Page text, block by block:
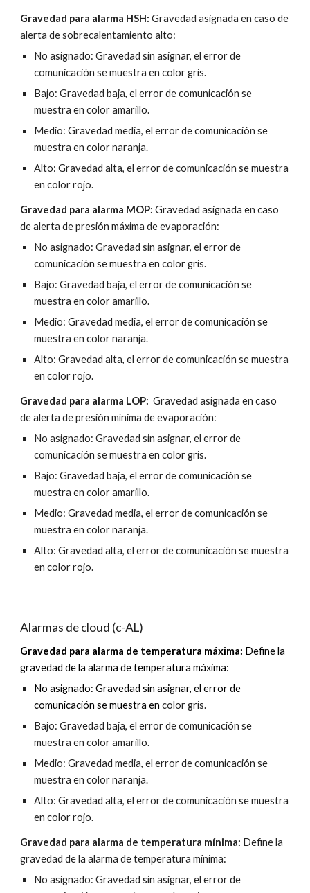
Gravedad para alarma HSH: Gravedad asignada en caso de
alerta de sobrecalentamiento alto:
No asignado: Gravedad sin asignar, el error de
comunicación se muestra en color gris.
Bajo: Gravedad baja, el error de comunicación se
muestra en color amarillo.
Medio: Gravedad media, el error de comunicación se
muestra en color naranja.
Alto: Gravedad alta, el error de comunicación se muestra
en color rojo.
Gravedad para alarma MOP: Gravedad asignada en caso
de alerta de presión máxima de evaporación:
No asignado: Gravedad sin asignar, el error de
comunicación se muestra en color gris.
Bajo: Gravedad baja, el error de comunicación se
muestra en color amarillo.
Medio: Gravedad media, el error de comunicación se
muestra en color naranja.
Alto: Gravedad alta, el error de comunicación se muestra
en color rojo.
Gravedad para alarma LOP: Gravedad asignada en caso
de alerta de presión mínima de evaporación:
No asignado: Gravedad sin asignar, el error de
comunicación se muestra en color gris.
Bajo: Gravedad baja, el error de comunicación se
muestra en color amarillo.
Medio: Gravedad media, el error de comunicación se
muestra en color naranja.
Alto: Gravedad alta, el error de comunicación se muestra
en color rojo.
Alarmas de cloud (c-AL)
Gravedad para alarma de temperatura máxima: Define la
gravedad de la alarma de temperatura máxima:
No asignado: Gravedad sin asignar, el error de
comunicación se muestra en color gris.
Bajo: Gravedad baja, el error de comunicación se
muestra en color amarillo.
Medio: Gravedad media, el error de comunicación se
muestra en color naranja.
Alto: Gravedad alta, el error de comunicación se muestra
en color rojo.
Gravedad para alarma de temperatura mínima: Define la
gravedad de la alarma de temperatura mínima:
No asignado: Gravedad sin asignar, el error de